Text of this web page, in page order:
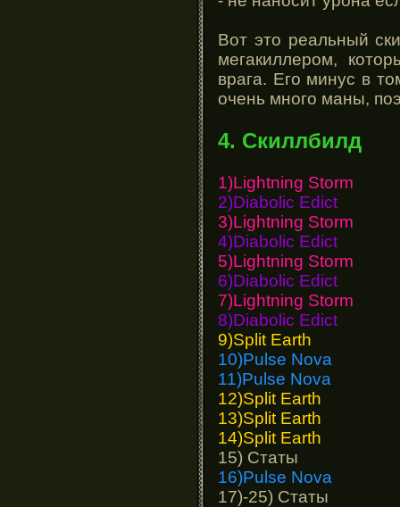
Вот это реальный
мегакиллером,
врага. Его минус в
очень много маны,
4. Скиллбилд
1)Lightning Storm
2)Diabolic Edict
3)Lightning Storm
4)Diabolic Edict
5)Lightning Storm
6)Diabolic Edict
7)Lightning Storm
8)Diabolic Edict
9)Split Earth
10)Pulse Nova
11)Pulse Nova
12)Split Earth
13)Split Earth
14)Split Earth
15) Статы
16)Pulse Nova
17)-25) Статы